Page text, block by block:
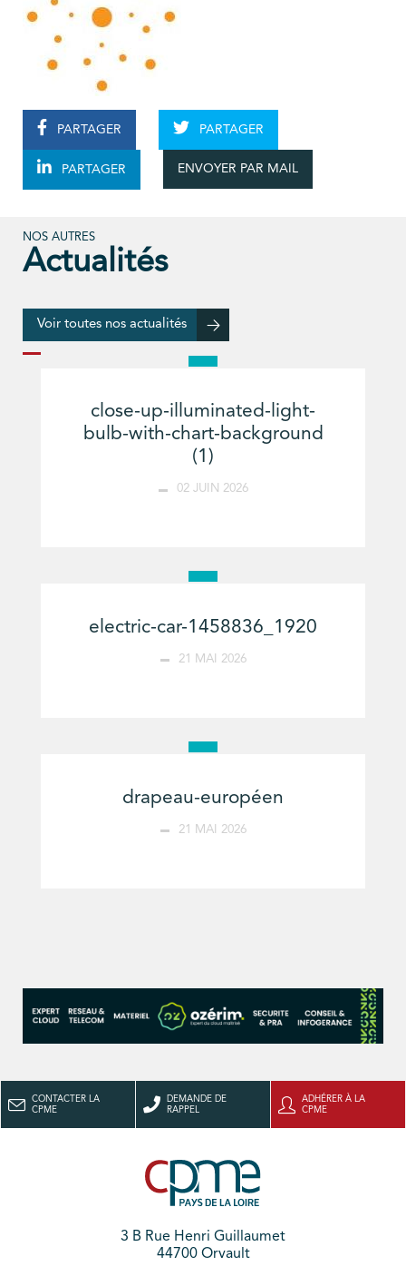
PARTAGER PARTAGER
PARTAGER ENVOYER PAR MAIL
NOS AUTRES
Actualités
Voir toutes nos actualités
close-up-illuminated-light-
bulb-with-chart-background
(1)
02 JUIN 2026
electric-car-1458836_1920
21 MAI 2026
drapeau-européen
21 MAI 2026
CONTACTER LA
CPME
DEMANDE DE
RAPPEL
ADHÉRER À LA
CPME
3 B Rue Henri Guillaumet
44700 Orvault